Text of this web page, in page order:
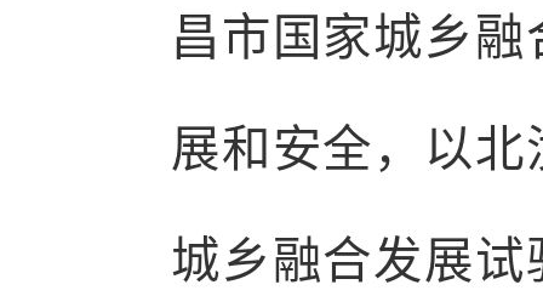
昌市国家城乡
展和安全，以
城乡融合发展